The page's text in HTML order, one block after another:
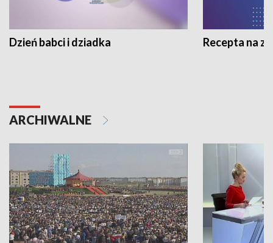
Dzień babci i dziadka Recepta na
ARCHIWALNE